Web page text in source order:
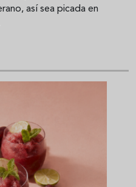
así sea picada en